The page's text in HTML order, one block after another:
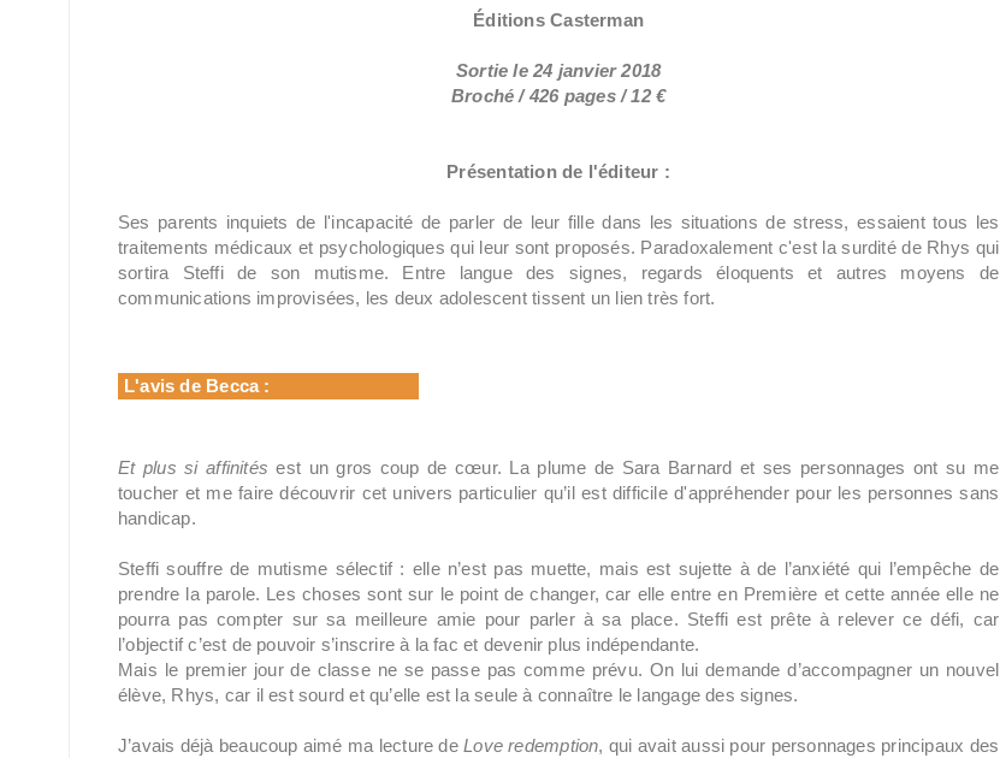
Éditions Casterman
Sortie le 24 janvier 2018
Broché / 426 pages / 12 €
Présentation de l'éditeur :
Ses parents inquiets de l'incapacité de parler de leur fille dans les situations de stress, essaient tous les
traitements médicaux et psychologiques qui leur sont proposés. Paradoxalement c'est la surdité de Rhys qui
sortira Steffi de son mutisme. Entre langue des signes, regards éloquents et autres moyens de
communications improvisées, les deux adolescent tissent un lien très fort.
L'avis de Becca :
Et plus si affinités est un gros coup de cœur. La plume de Sara Barnard et ses personnages ont su me
toucher et me faire découvrir cet univers particulier qu’il est difficile d'appréhender pour les personnes sans
handicap.
Steffi souffre de mutisme sélectif : elle n’est pas muette, mais est sujette à de l’anxiété qui l’empêche de
prendre la parole. Les choses sont sur le point de changer, car elle entre en Première et cette année elle ne
pourra pas compter sur sa meilleure amie pour parler à sa place. Steffi est prête à relever ce défi, car
l’objectif c’est de pouvoir s’inscrire à la fac et devenir plus indépendante.
Mais le premier jour de classe ne se passe pas comme prévu. On lui demande d’accompagner un nouvel
élève, Rhys, car il est sourd et qu’elle est la seule à connaître le langage des signes.
J’avais déjà beaucoup aimé ma lecture deLove redemption, qui avait aussi pour personnages principaux des